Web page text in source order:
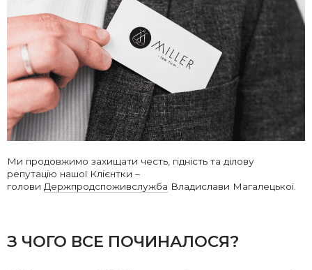
Ми продовжимо захищати честь, гідність та ділову
репутацію нашої Клієнтки –
голови Держпродспоживслужба Владислави Магалецької.
З ЧОГО ВСЕ ПОЧИНАЛОСЯ?